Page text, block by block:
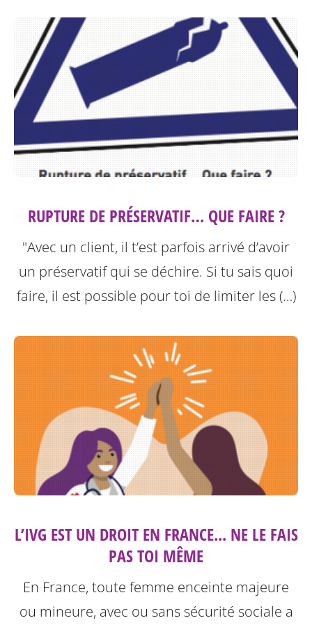
RUPTURE DE PRÉSERVATIF… QUE FAIRE ?
"Avec un client, il t’est parfois arrivé d’avoir
un préservatif qui se déchire. Si tu sais quoi
faire, il est possible pour toi de limiter les (…)
L’IVG EST UN DROIT EN FRANCE... NE LE FAIS
PAS TOI MÊME
En France, toute femme enceinte majeure
ou mineure, avec ou sans sécurité sociale a